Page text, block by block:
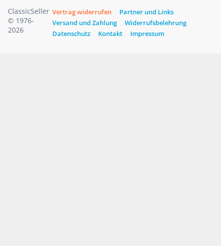
ClassicSeller
© 1976-
2026
Vertrag widerrufen
Partner und Links
Versand und Zahlung
Widerrufsbelehrung
Datenschutz
Kontakt Impressum